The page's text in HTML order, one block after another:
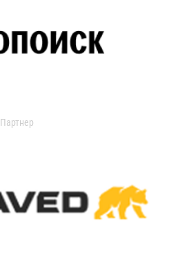
Партнер